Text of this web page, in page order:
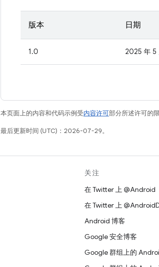
版本 日期
1.0 2025 年 5
本页面上的内容和代码示例受内容许可部分所述许可的
最后更新时间 (UTC)：2026-07-29。
关注
在 Twitter 上 @Android
在 Twitter 上
Android 博客
Google 安全博客
Google 群组上的